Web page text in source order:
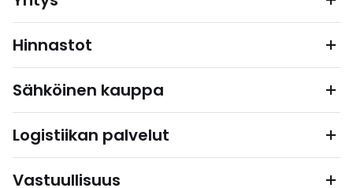
Hinnastot
Sähköinen kauppa
Logistiikan palvelut
Vastuullisuus